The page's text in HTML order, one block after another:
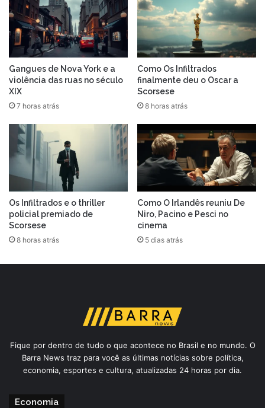
Gangues de Nova York e a
violência das ruas no século
XIX
7 horas atrás
Como Os Infiltrados
finalmente deu o Oscar a
Scorsese
8 horas atrás
Os Infiltrados e o thriller
policial premiado de
Scorsese
8 horas atrás
Como O Irlandês reuniu De
Niro, Pacino e Pesci no
cinema
5 dias atrás
Fique por dentro de tudo o que acontece no Brasil e no mundo. O
Barra News traz para você as últimas notícias sobre política,
economia, esportes e cultura, atualizadas 24 horas por dia.
Economia